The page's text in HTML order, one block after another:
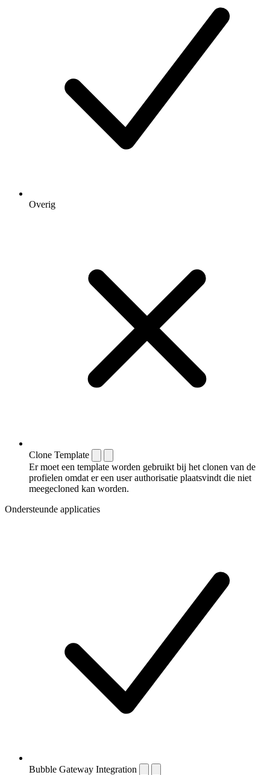
Overig
Clone Template
Er moet een template worden gebruikt bij het clonen van de
profielen omdat er een user authorisatie plaatsvindt die niet
meegecloned kan worden.
Ondersteunde applicaties
Bubble Gateway Integration